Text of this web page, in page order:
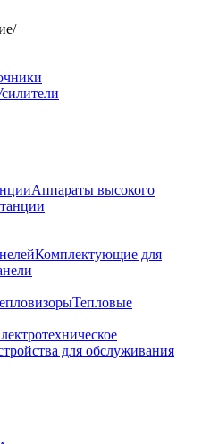
/
Аппараты высокого
Комплектующие для
Тепловые
для обслуживания